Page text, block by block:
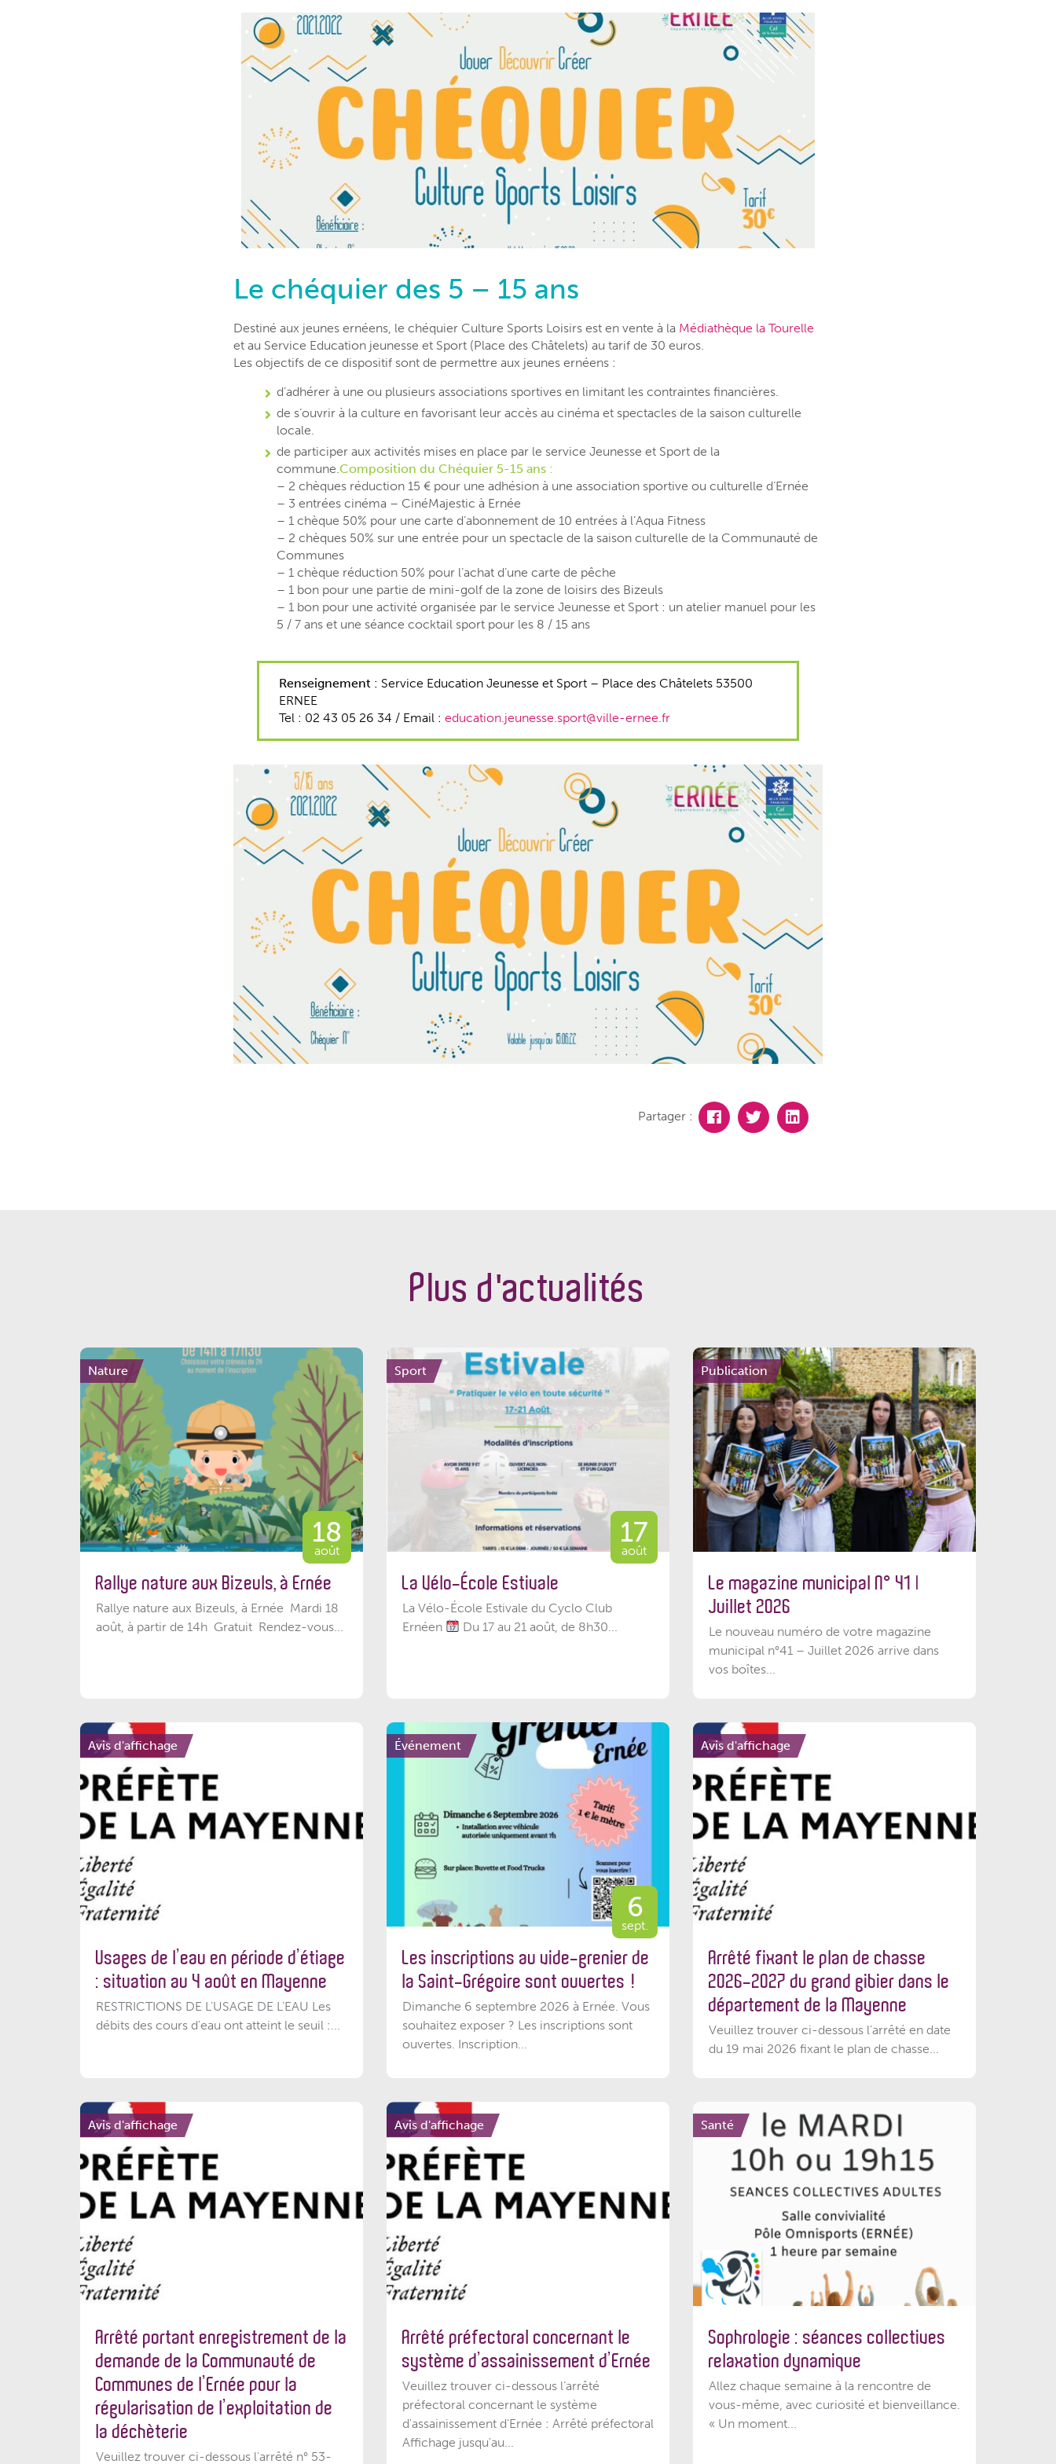
Le chéquier des 5 – 15 ans
Destiné aux jeunes ernéens, le chéquier Culture Sports Loisirs est en vente à la Médiathèque la Tourelle
et au Service Education jeunesse et Sport (Place des Châtelets) au tarif de 30 euros.
Les objectifs de ce dispositif sont de permettre aux jeunes ernéens :
d’adhérer à une ou plusieurs associations sportives en limitant les contraintes financières.
de s’ouvrir à la culture en favorisant leur accès au cinéma et spectacles de la saison culturelle
locale.
de participer aux activités mises en place par le service Jeunesse et Sport de la
commune.Composition du Chéquier 5-15 ans :
– 2 chèques réduction 15 € pour une adhésion à une association sportive ou culturelle d’Ernée
– 3 entrées cinéma – CinéMajestic à Ernée
– 1 chèque 50% pour une carte d’abonnement de 10 entrées à l’Aqua Fitness
– 2 chèques 50% sur une entrée pour un spectacle de la saison culturelle de la Communauté de
Communes
– 1 chèque réduction 50% pour l’achat d’une carte de pêche
– 1 bon pour une partie de mini-golf de la zone de loisirs des Bizeuls
– 1 bon pour une activité organisée par le service Jeunesse et Sport : un atelier manuel pour les
5 / 7 ans et une séance cocktail sport pour les 8 / 15 ans
Renseignement : Service Education Jeunesse et Sport – Place des Châtelets 53500
ERNEE
Tel : 02 43 05 26 34 / Email : education.jeunesse.sport@ville-ernee.fr
Partager :
Plus d'actualités
Nature
18
août
Rallye nature aux Bizeuls, à Ernée
Rallye nature aux Bizeuls, à Ernée Mardi 18
août, à partir de 14h Gratuit Rendez-vous...
Sport
17
août
La Vélo-École Estivale
La Vélo-École Estivale du Cyclo Club
Ernéen
Du 17 au 21 août, de 8h30...
Publication
Le magazine municipal N° 41 |
Juillet 2026
Le nouveau numéro de votre magazine
municipal n°41 – Juillet 2026 arrive dans
vos boîtes...
Avis d'affichage
Usages de l’eau en période d’étiage
: situation au 4 août en Mayenne
RESTRICTIONS DE L’USAGE DE L’EAU Les
débits des cours d'eau ont atteint le seuil :...
Événement
6
sept.
Les inscriptions au vide-grenier de
la Saint-Grégoire sont ouvertes !
Dimanche 6 septembre 2026 à Ernée. Vous
souhaitez exposer ? Les inscriptions sont
ouvertes. Inscription...
Avis d'affichage
Arrêté fixant le plan de chasse
2026-2027 du grand gibier dans le
département de la Mayenne
Veuillez trouver ci-dessous l’arrêté en date
du 19 mai 2026 fixant le plan de chasse...
Avis d'affichage
Arrêté portant enregistrement de la
demande de la Communauté de
Communes de l’Ernée pour la
régularisation de l’exploitation de
la déchèterie
Veuillez trouver ci-dessous l'arrêté n° 53-
Avis d'affichage
Arrêté préfectoral concernant le
système d’assainissement d’Ernée
Veuillez trouver ci-dessous l’arrêté
préfectoral concernant le système
d'assainissement d'Ernée : Arrêté préfectoral
Affichage jusqu'au...
Santé
Sophrologie : séances collectives
relaxation dynamique
Allez chaque semaine à la rencontre de
vous-même, avec curiosité et bienveillance.
« Un moment...